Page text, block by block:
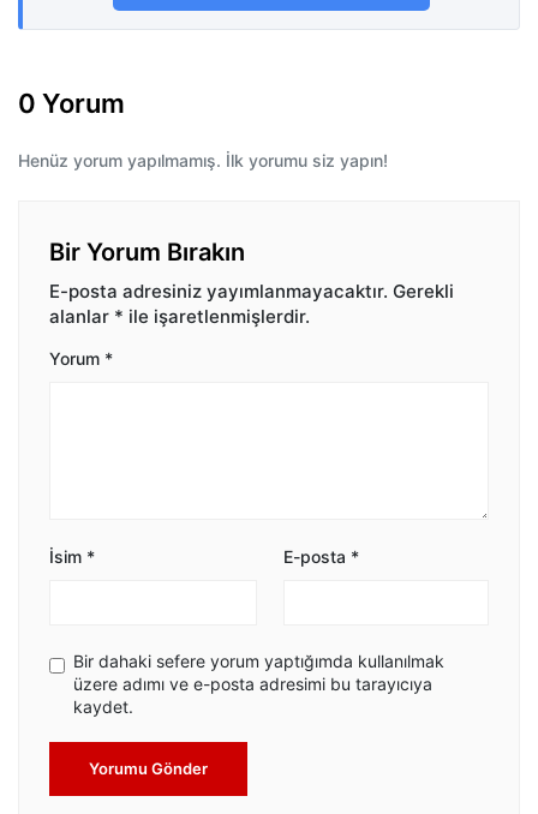
0 Yorum
Henüz yorum yapılmamış. İlk yorumu siz yapın!
Bir Yorum Bırakın
E-posta adresiniz yayımlanmayacaktır. Gerekli
alanlar * ile işaretlenmişlerdir.
Yorum *
İsim * E-posta *
Bir dahaki sefere yorum yaptığımda kullanılmak
üzere adımı ve e-posta adresimi bu tarayıcıya
kaydet.
Yorumu Gönder